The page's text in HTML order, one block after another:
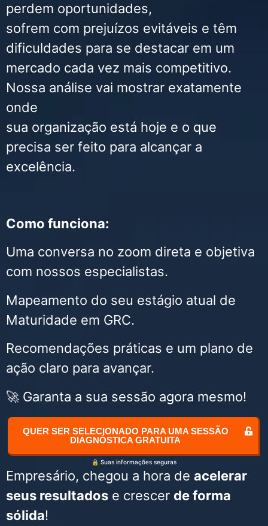
perdem oportunidades,
sofrem com prejuízos evitáveis e têm
dificuldades para se destacar em um
mercado cada vez mais competitivo.
Nossa análise vai mostrar exatamente
onde
sua organização está hoje e o que
precisa ser feito para alcançar a
excelência.
Como funciona:
Uma conversa no zoom direta e objetiva
com nossos especialistas.
Mapeamento do seu estágio atual de
Maturidade em GRC.
Recomendações práticas e um plano de
ação claro para avançar.
🚀 Garanta a sua sessão agora mesmo!
QUER SER SELECIONADO PARA UMA SESSÃO
DIAGNÓSTICA GRATUITA
🔒 Suas informações seguras
Empresário, chegou a hora de acelerar
seus resultados e crescer de forma
sólida!